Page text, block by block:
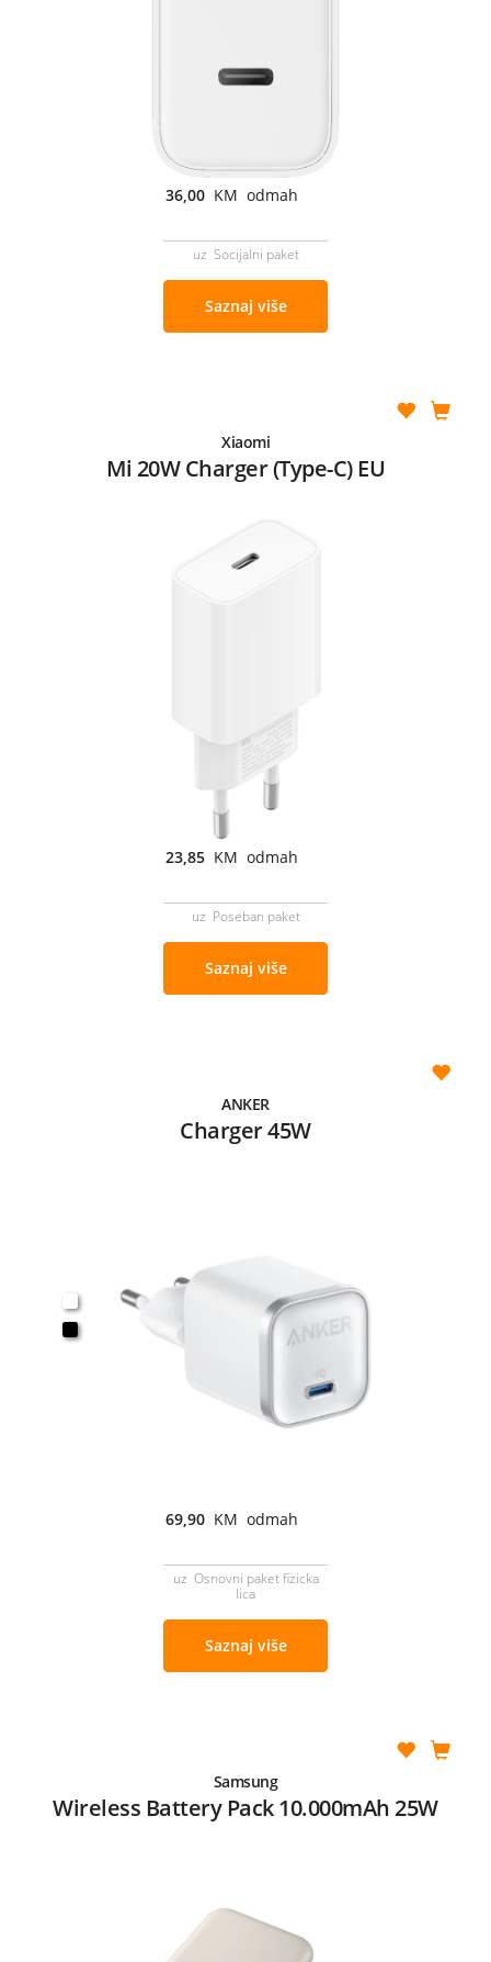
36,00 KM odmah
uz Socijalni paket
Saznaj više
Xiaomi
Mi 20W Charger (Type-C) EU
23,85 KM odmah
uz Poseban paket
Saznaj više
ANKER
Charger 45W
69,90 KM odmah
uz Osnovni paket fizicka
lica
Saznaj više
Samsung
Wireless Battery Pack 10.000mAh 25W